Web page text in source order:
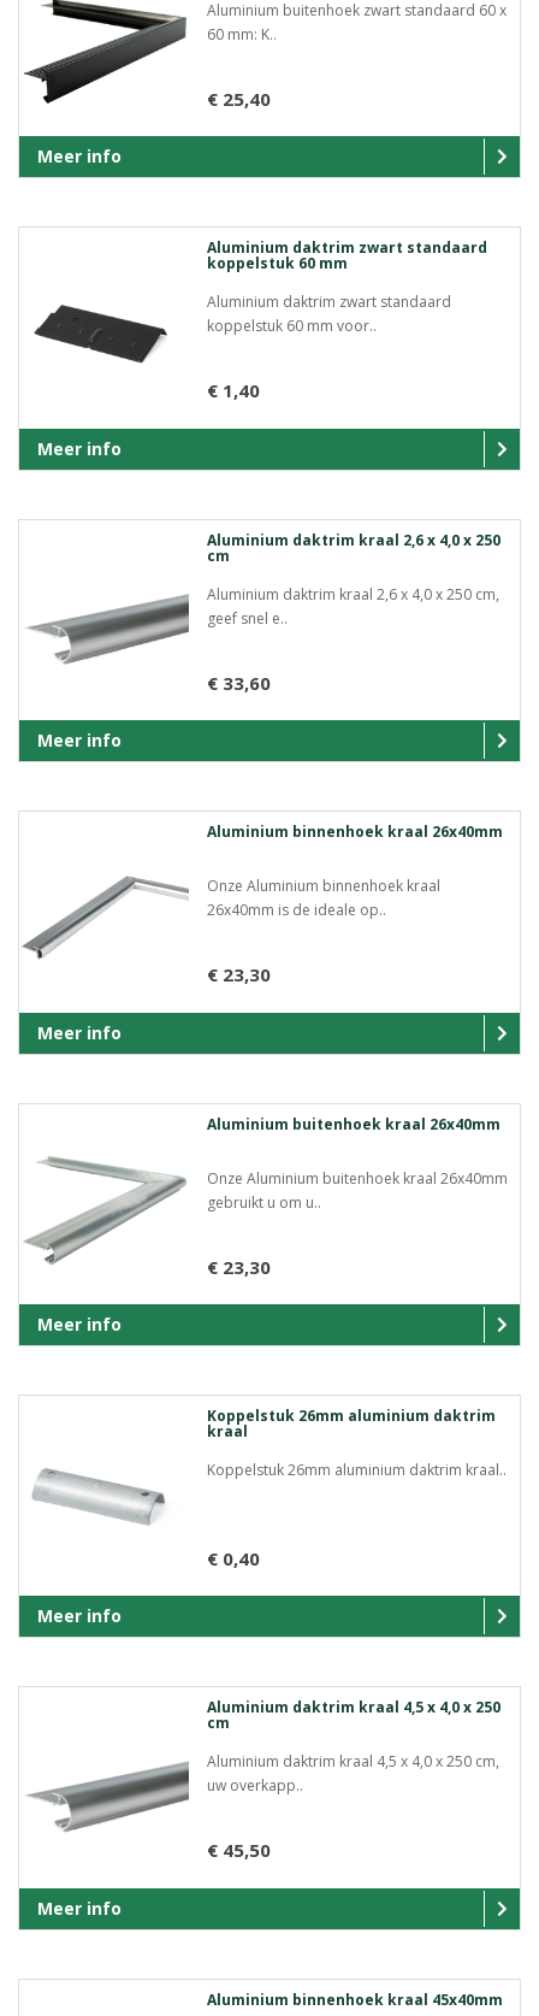
Aluminium buitenhoek zwart standaard 60 x
60 mm: K..
€ 25,40
Meer info
Aluminium daktrim zwart standaard
koppelstuk 60 mm
Aluminium daktrim zwart standaard
koppelstuk 60 mm voor..
€ 1,40
Meer info
Aluminium daktrim kraal 2,6 x 4,0 x 250
cm
Aluminium daktrim kraal 2,6 x 4,0 x 250 cm,
geef snel e..
€ 33,60
Meer info
Aluminium binnenhoek kraal 26x40mm
Onze Aluminium binnenhoek kraal
26x40mm is de ideale op..
€ 23,30
Meer info
Aluminium buitenhoek kraal 26x40mm
Onze Aluminium buitenhoek kraal 26x40mm
gebruikt u om u..
€ 23,30
Meer info
Koppelstuk 26mm aluminium daktrim
kraal
Koppelstuk 26mm aluminium daktrim kraal..
€ 0,40
Meer info
Aluminium daktrim kraal 4,5 x 4,0 x 250
cm
Aluminium daktrim kraal 4,5 x 4,0 x 250 cm,
uw overkapp..
€ 45,50
Meer info
Aluminium binnenhoek kraal 45x40mm